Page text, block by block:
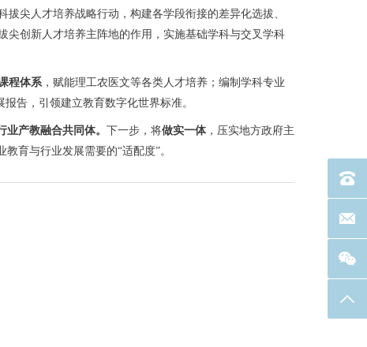
拔尖人才培养战略行动，构建各学段衔接的差异化选拔、
尖创新人才培养主阵地的作用，实施基础学科与交叉学科
程体系 ，赋能理工农医文等各类人才培养；编制学科专业
报告，引领建立教育数字化世界标准。
业产教融合共同体。 下一步，将做实一体，压实地方政府主
育与行业发展需要的“适配度”。
电话
联系
返回